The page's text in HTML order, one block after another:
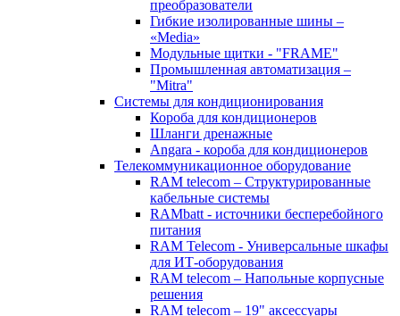
преобразователи
Гибкие изолированные шины –
«Media»
Модульные щитки - "FRAME"
Промышленная автоматизация –
"Mitra"
Системы для кондиционирования
Короба для кондиционеров
Шланги дренажные
Angara - короба для кондиционеров
Телекоммуникационное оборудование
RAM telecom – Структурированные
кабельные системы
RAMbatt - источники бесперебойного
питания
RAM Telecom - Универсальные шкафы
для ИТ-оборудования
RAM telecom – Напольные корпусные
решения
RAM telecom – 19" аксессуары